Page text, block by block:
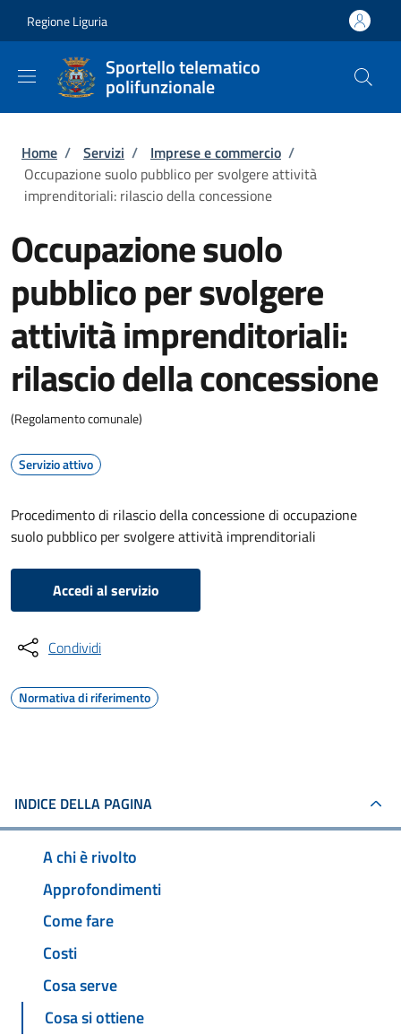
Regione Liguria
Sportello telematico
polifunzionale
Briciole di pane
Home / Servizi / Imprese e commercio /
Occupazione suolo pubblico per svolgere attività
imprenditoriali: rilascio della concessione
Occupazione suolo
pubblico per svolgere
attività imprenditoriali:
rilascio della concessione
(Regolamento comunale)
Servizio attivo
Procedimento di rilascio della concessione di occupazione
suolo pubblico per svolgere attività imprenditoriali
Accedi al servizio
Condividi
Normativa di riferimento
INDICE DELLA PAGINA
A chi è rivolto
Approfondimenti
Come fare
Costi
Cosa serve
Cosa si ottiene